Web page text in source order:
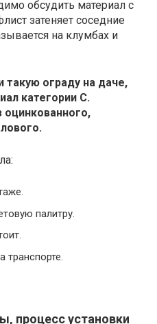
обсудить материал с
затеняет соседние
на клумбах и
такую ограду на даче,
категории С.
палитру.
транспорте.
процесс установки